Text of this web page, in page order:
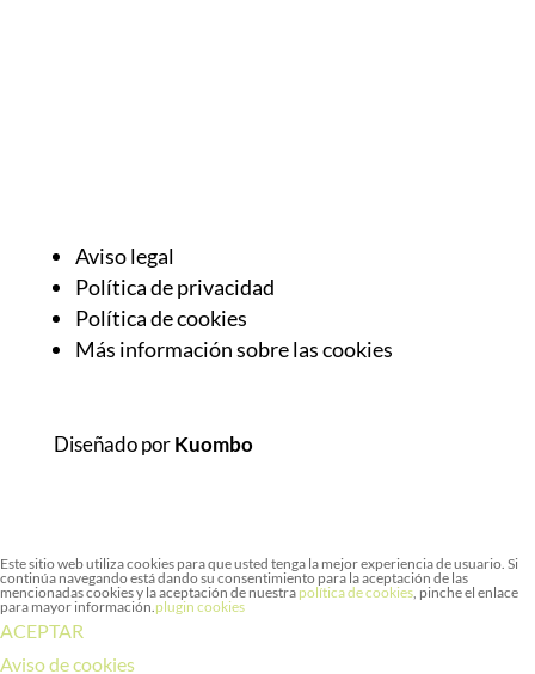
Aviso legal
Política de privacidad
Política de cookies
Más información sobre las cookies
Diseñado porKuombo
Este sitio web utiliza cookies para que usted tenga la mejor experiencia de usuario. Si
continúa navegando está dando su consentimiento para la aceptación de las
mencionadas cookies y la aceptación de nuestra política de cookies, pinche el enlace
para mayor información.plugin cookies
ACEPTAR
Aviso de cookies